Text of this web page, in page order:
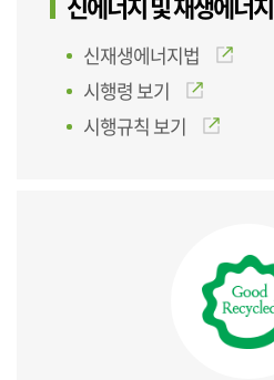
신재생에너지법
시행령 보기
시행규칙 보기